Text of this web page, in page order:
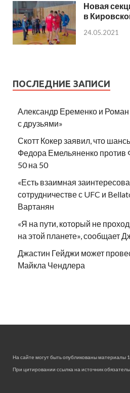
Новая
в
24.05.2021
ПОСЛЕДНИЕ ЗАПИСИ
Александр Еременко и
с друзьями»
Скотт Кокер заявил, что
Федора Емельяненко
50 на 50
«Есть взаимная
сотрудничестве с UFC и
Вартанян
«Я на пути, который не
на этой планете», сообщает
Джастин Гейджи может
Майкла Чендлера
На сайте могут быть опубликованы материалы
При цитировании ссылка на источник